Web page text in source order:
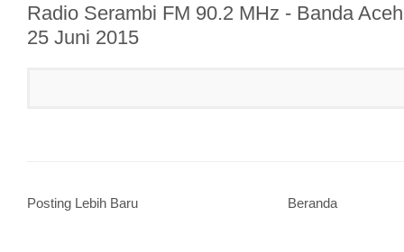
Radio Serambi FM 90.2 MHz - Banda
25 Juni 2015
Posting Lebih Baru Beranda